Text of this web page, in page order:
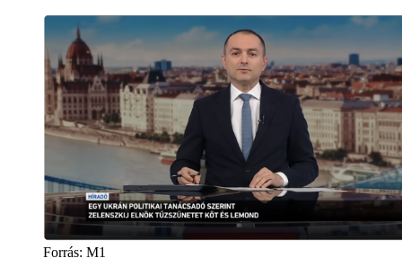
Forrás: M1